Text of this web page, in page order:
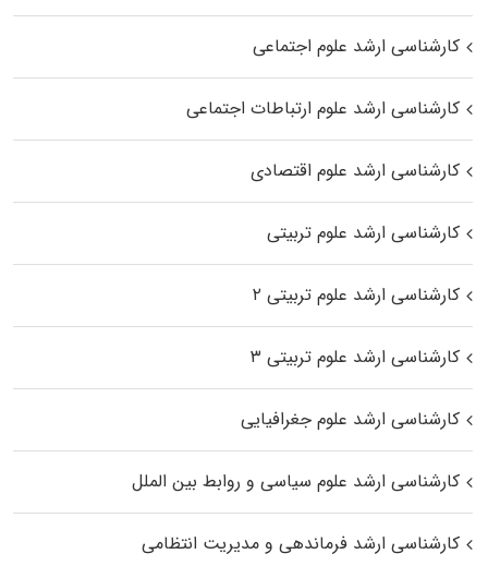
کارشناسی ارشد علوم اجتماعی
کارشناسی ارشد علوم ارتباطات اجتماعی
کارشناسی ارشد علوم اقتصادی
کارشناسی ارشد علوم تربیتی
کارشناسی ارشد علوم تربیتی ۲
کارشناسی ارشد علوم تربیتی ۳
کارشناسی ارشد علوم جغرافیایی
کارشناسی ارشد علوم سیاسی و روابط بین الملل
کارشناسی ارشد فرماندهی و مدیریت انتظامی